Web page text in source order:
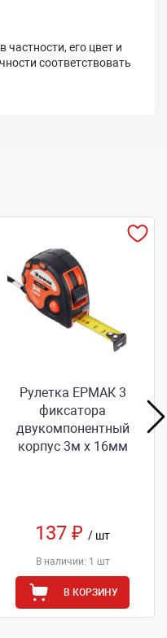
его цвет и
соответствовать
Рулетка ЕРМАК 3
фиксатора
двукомпонентный
корпус 3м х 16мм
137 ₽/ шт
В наличии: 1 шт
В КОРЗИНУ